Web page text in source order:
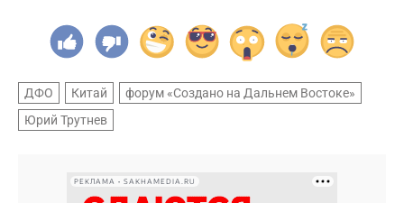
ДФО Китай
форум «Создано на Дальнем Востоке»
Юрий Трутнев
РЕКЛАМА • SAKHAMEDIA.RU